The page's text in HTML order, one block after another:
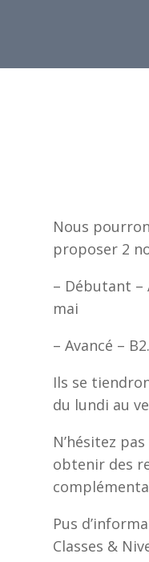
Nous
proposer 2
– Débutant –
mai
– Avancé –
Ils se
du lundi au
N’hésitez
obtenir des
Pus
Classes &